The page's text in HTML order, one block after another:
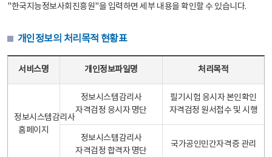
"한국지능정보사회진흥원"을 입력하면 세부 내용을 확인할 수 있습니다.
개인정보의 처리목적 현황표
서비스명 개인정보파일명 처리목적
정보시스템감리사
홈페이지
정보시스템감리사
자격검정 응시자 명단
필기시험 응시자 본인확인
자격검정 원서접수 및 시행
정보시스템감리사
자격검정 합격자 명단
국가공인민간자격증 관리